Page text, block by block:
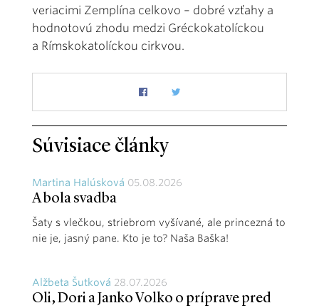
veriacimi Zemplína celkovo – dobré vzťahy a
hodnotovú zhodu medzi Gréckokatolíckou
a Rímskokatolíckou cirkvou.
Súvisiace články
Martina Halúsková 05.08.2026
A bola svadba
Šaty s vlečkou, striebrom vyšívané, ale princezná to
nie je, jasný pane. Kto je to? Naša Baška!
Alžbeta Šutková 28.07.2026
Oli, Dori a Janko Volko o príprave pred